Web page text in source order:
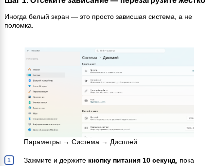
Иногда белый экран — это просто зависшая система, а не
поломка.
Параметры → Система → Дисплей
Зажмите и держите кнопку питания 10 секунд, пока